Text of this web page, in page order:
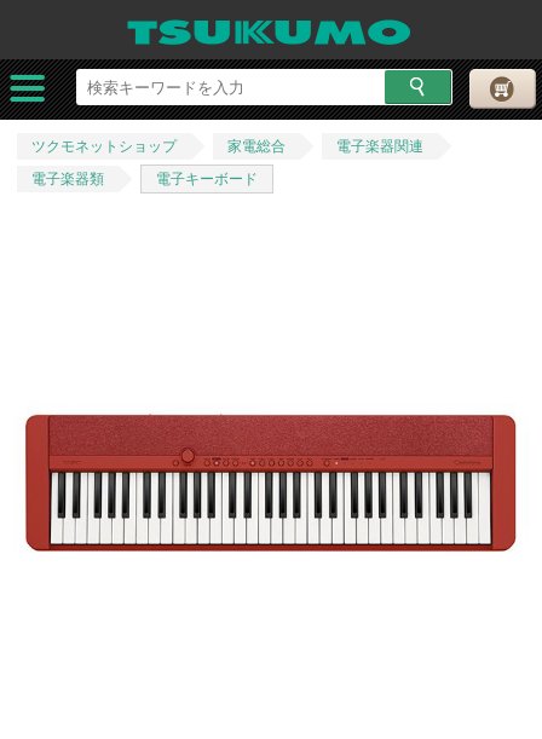
ツクモネットショップ 家電総合
電子楽器関連
電子楽器類
電子キーボード